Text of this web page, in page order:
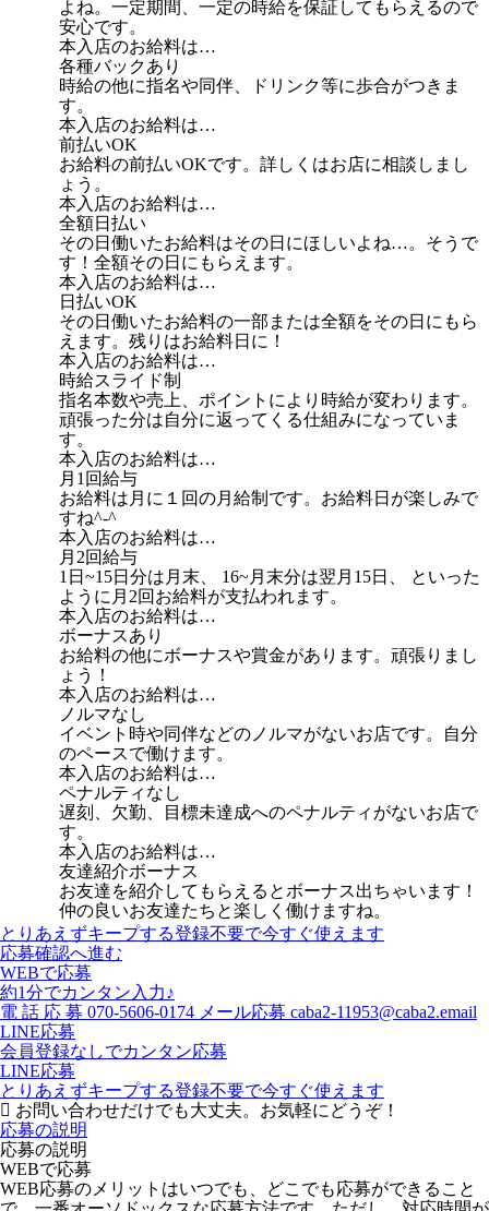
よね。一定期間、一定の時給を保証してもらえるので
安心です。
本入店のお給料は…
各種バックあり
時給の他に指名や同伴、ドリンク等に歩合がつきま
す。
本入店のお給料は…
前払いOK
お給料の前払いOKです。詳しくはお店に相談しまし
ょう。
本入店のお給料は…
全額日払い
その日働いたお給料はその日にほしいよね…。そうで
す！全額その日にもらえます。
本入店のお給料は…
日払いOK
その日働いたお給料の一部または全額をその日にもら
えます。残りはお給料日に！
本入店のお給料は…
時給スライド制
指名本数や売上、ポイントにより時給が変わります。
頑張った分は自分に返ってくる仕組みになっていま
す。
本入店のお給料は…
月1回給与
お給料は月に１回の月給制です。お給料日が楽しみで
すね^-^
本入店のお給料は…
月2回給与
1日~15日分は月末、 16~月末分は翌月15日、 といった
ように月2回お給料が支払われます。
本入店のお給料は…
ボーナスあり
お給料の他にボーナスや賞金があります。頑張りまし
ょう！
本入店のお給料は…
ノルマなし
イベント時や同伴などのノルマがないお店です。自分
のペースで働けます。
本入店のお給料は…
ペナルティなし
遅刻、欠勤、目標未達成へのペナルティがないお店で
す。
本入店のお給料は…
友達紹介ボーナス
お友達を紹介してもらえるとボーナス出ちゃいます！
仲の良いお友達たちと楽しく働けますね。
とりあえずキープする登録不要で今すぐ使えます
応募確認へ進む
WEBで応募
約1分でカンタン入力♪
電 話 応 募 070-5606-0174 メール応募 caba2-11953@caba2.email
LINE応募
会員登録なしでカンタン応募
LINE応募
とりあえずキープする登録不要で今すぐ使えます
お問い合わせだけでも大丈夫。お気軽にどうぞ！
応募の説明
応募の説明
WEBで応募
WEB応募のメリットはいつでも、どこでも応募ができること